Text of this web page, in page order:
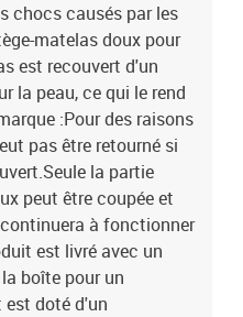
chocs causés par les
matelas doux pour
est recouvert d'un
la peau, ce qui le rend
:Pour des raisons
pas être retourné si
la partie
peut être coupée et
à fonctionner
est livré avec un
boîte pour un
doté d'un